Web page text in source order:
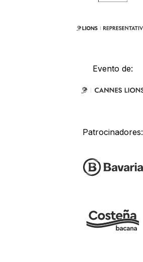
Evento de:
Patrocinadores: